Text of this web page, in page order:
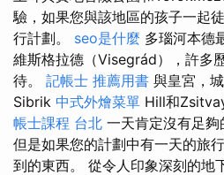
驗，如果您與該地區的孩子一起
行計劃。 seo是什麼 多瑙河本德
維斯格拉德（Visegrád），許多
待。 記帳士 推薦用書 與皇宮，
Sibrik 中式外燴菜單 Hill和
帳士課程 台北 一天肯定沒有足
但是如果您的計劃中有一天的旅
到的東西。 從令人印象深刻的地